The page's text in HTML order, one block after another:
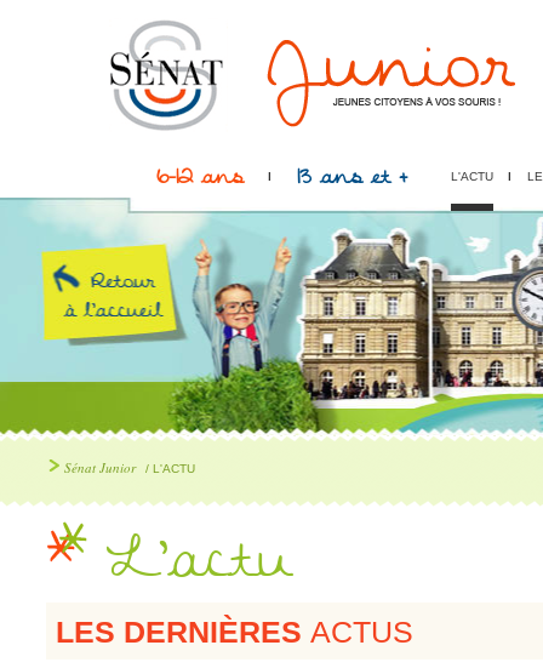
6-12 ans 13 ans et + L'ACTU
Sénat Junior / L'ACTU
L'actu
LES DERNIÈRES ACTUS